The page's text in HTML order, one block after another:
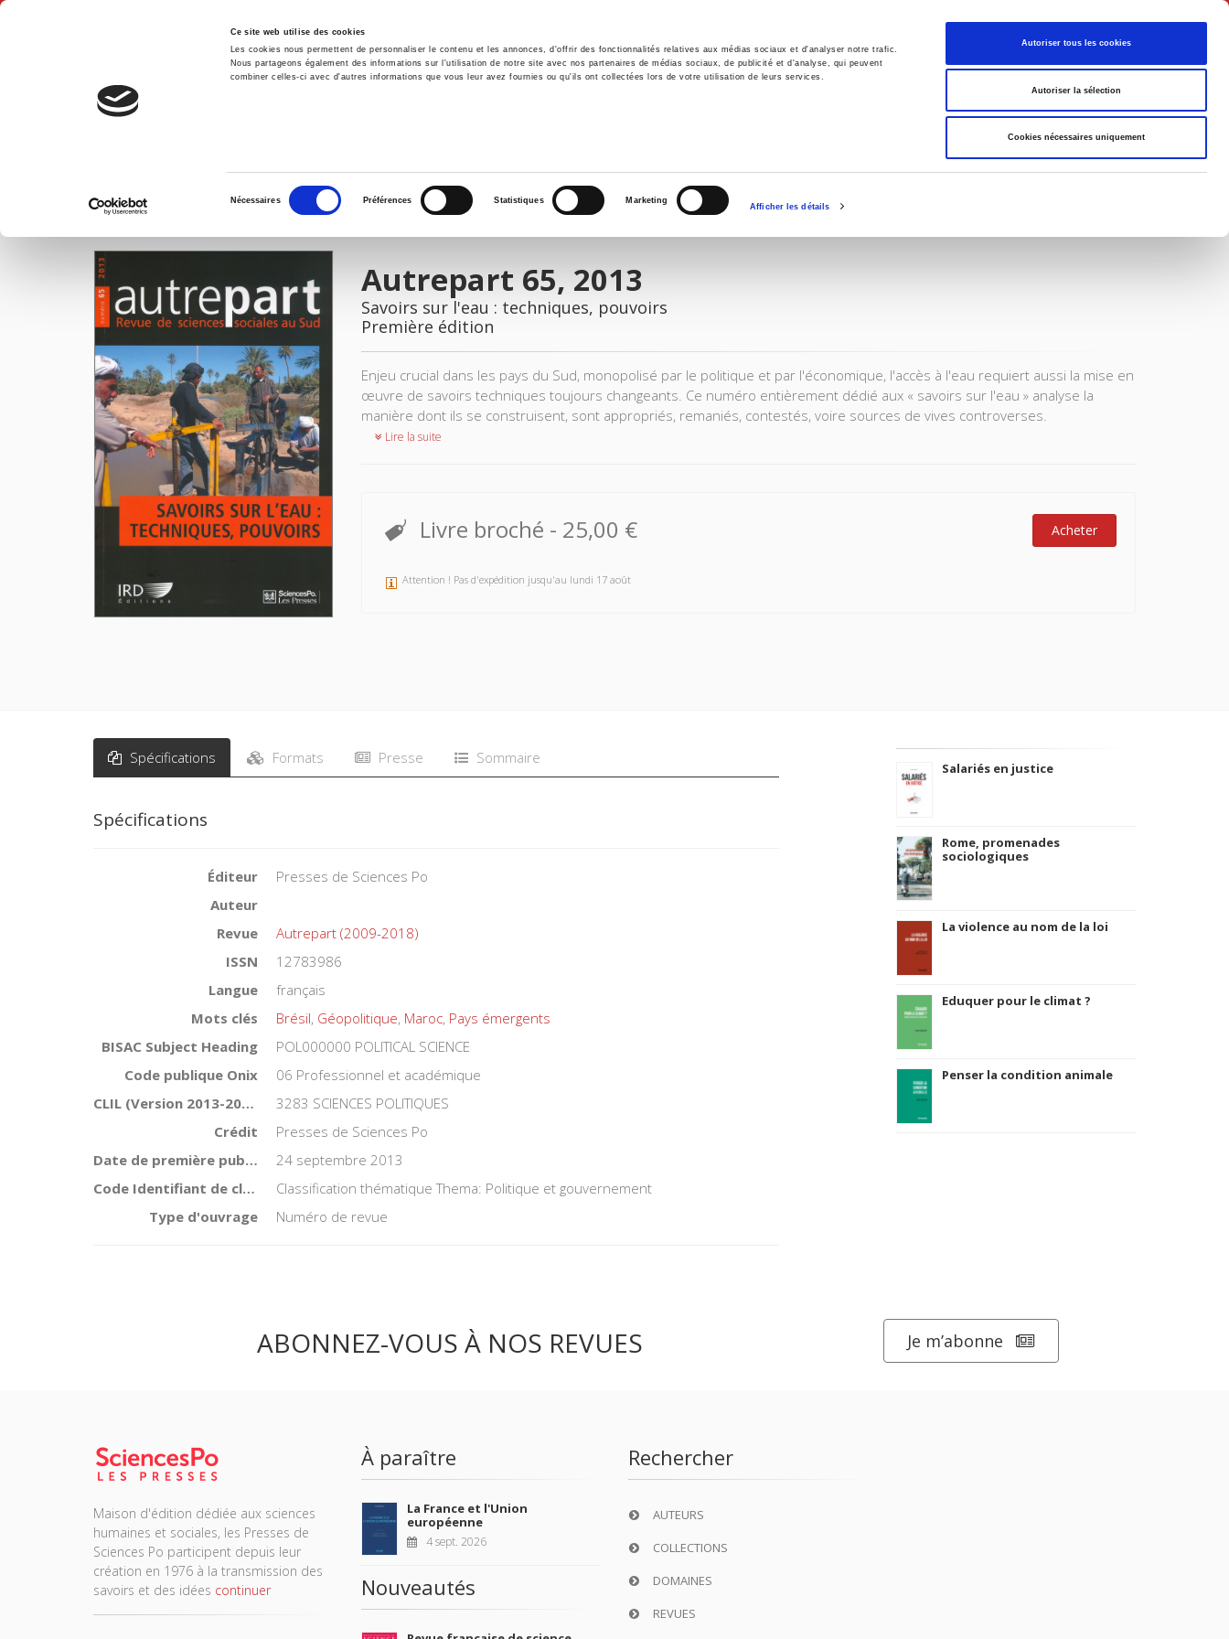
Ce site web utilise des cookies
Les cookies nous permettent de personnaliser le contenu et les annonces, d'offrir des fonctionnalités relatives aux médias sociaux et d'analyser notre trafic.
Nous partageons également des informations sur l'utilisation de notre site avec nos partenaires de médias sociaux, de publicité et d'analyse, qui peuvent
combiner celles-ci avec d'autres informations que vous leur avez fournies ou qu'ils ont collectées lors de votre utilisation de leurs services.
consentement
Nécessaires Préférences Statistiques Marketing
Afficher les détails
Autoriser tous les cookies
Autoriser la sélection
Cookies nécessaires uniquement
Français
Accueil Environnement Histoire International
IMAGES
Autrepart 65, 2013
Savoirs sur l'eau : techniques, pouvoirs
Première édition
Enjeu crucial dans les pays du Sud, monopolisé par le politique et par l'économique, l'accès à l'eau requiert aussi la mise en
œuvre de savoirs techniques toujours changeants. Ce numéro entièrement dédié aux « savoirs sur l'eau » analyse la
manière dont ils se construisent, sont appropriés, remaniés, contestés, voire sources de vives controverses.
Lire la suite
Livre broché - 25,00 € Acheter
Attention ! Pas d'expédition jusqu'au lundi 17 août
Spécifications Formats Presse Sommaire
Spécifications
Éditeur
Presses de Sciences Po
Auteur
Revue
Autrepart (2009-2018)
ISSN
12783986
Langue
français
Mots clés
Brésil, Géopolitique, Maroc, Pays émergents
BISAC Subject Heading
POL000000 POLITICAL SCIENCE
Code publique Onix
06 Professionnel et académique
CLIL (Version 2013-2019 )
3283 SCIENCES POLITIQUES
Crédit
Presses de Sciences Po
Date de première publication du titre
24 septembre 2013
Code Identifiant de classement sujet
Classification thématique Thema: Politique et gouvernement
Type d'ouvrage
Numéro de revue
Salariés en justice
Rome, promenades
sociologiques
La violence au nom de la loi
Eduquer pour le climat ?
Penser la condition animale
ABONNEZ-VOUS À NOS REVUES Je m’abonne
Maison d'édition dédiée aux sciences
humaines et sociales, les Presses de
Sciences Po participent depuis leur
création en 1976 à la transmission des
savoirs et des idées continuer
À paraître
La France et l'Union
européenne
4 sept. 2026
Nouveautés
Rechercher
AUTEURS
COLLECTIONS
DOMAINES
REVUES